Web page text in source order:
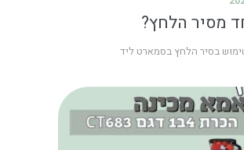
מסיר הלחץ?
בסיר הלחץ בסמארט ליד